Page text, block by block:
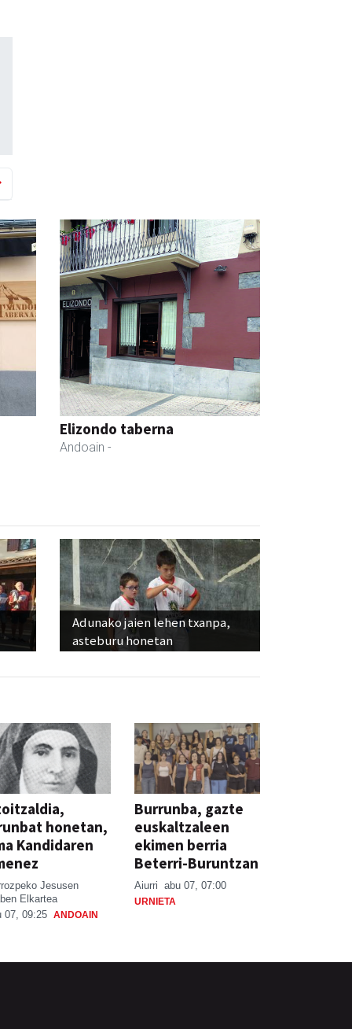
Elizondo taberna
Andoain -
Adunako jaien lehen txanpa,
asteburu honetan
honetan,
Kandidaren
Jesusen
Elkartea
07, 09:25 ANDOAIN
Burrunba, gazte
euskaltzaleen
ekimen berria
Beterri-Buruntzan
Aiurri abu 07, 07:00
URNIETA